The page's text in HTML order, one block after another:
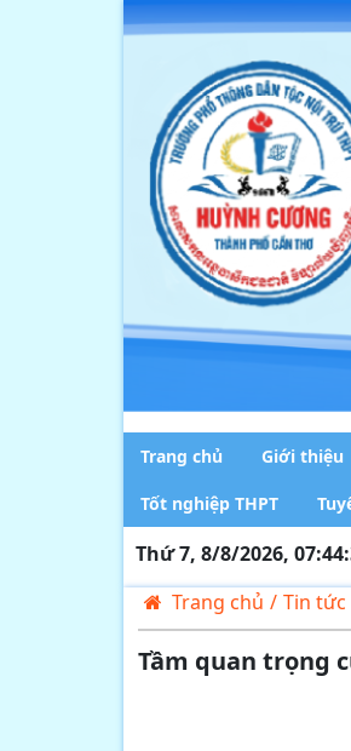
Trang chủ Giới thiệu
Tốt nghiệp THPT
Thứ 7, 8/8/2026,
Trang chủ / Tin
Tầm quan trọng